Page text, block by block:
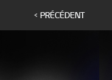
< PRÉCÉDENT